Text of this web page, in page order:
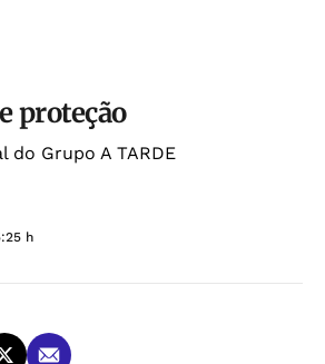
proteção
do Grupo A TARDE
h